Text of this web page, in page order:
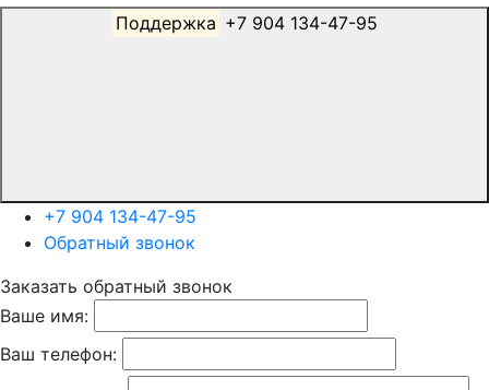
Поддержка
+7 904 134-47-95
Обратный звонок
Заказать обратный звонок
Ваше имя:
Ваш телефон: